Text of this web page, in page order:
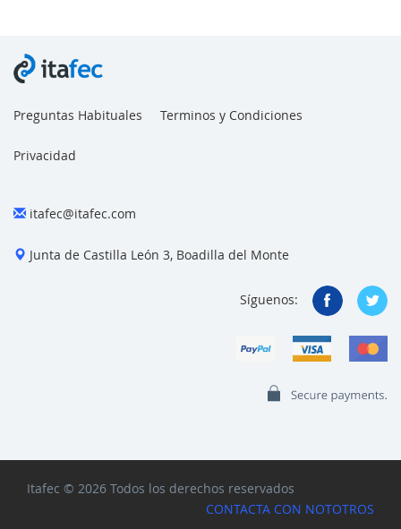
Preguntas Habituales Terminos y Condiciones
Privacidad
itafec@itafec.com
Junta de Castilla León 3, Boadilla del Monte
Síguenos:
Itafec © 2026 Todos los derechos reservados
CONTACTA CON NOTOTROS